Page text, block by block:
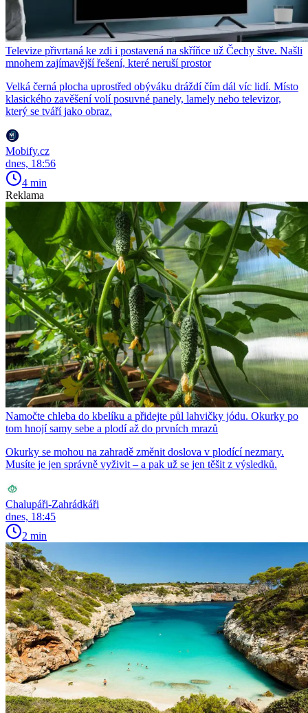
Televize přivrtaná ke zdi i postavená na skříňce už Čechy štve. Našli
mnohem zajímavější řešení, které neruší prostor
Velká černá plocha uprostřed obýváku dráždí čím dál víc lidí. Místo
klasického zavěšení volí posuvné panely, lamely nebo televizor,
který se tváří jako obraz.
Mobify.cz
dnes, 18:56
4 min
Reklama
Namočte chleba do kbelíku a přidejte půl lahvičky jódu. Okurky po
tom hnojí samy sebe a plodí až do prvních mrazů
Okurky se mohou na zahradě změnit doslova v plodící nezmary.
Musíte je jen správně vyživit – a pak už se jen těšit z výsledků.
Chalupáři-Zahrádkáři
dnes, 18:45
2 min